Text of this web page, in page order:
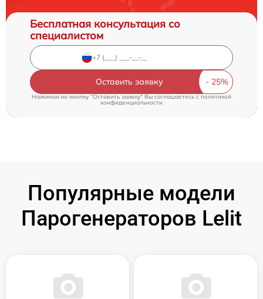
Бесплатная консультация со
специалистом
Оставить заявку
Нажимая на кнопку "Оставить заявку" Вы соглашаетесь cполитикой
конфиденциальности
Популярные модели
Парогенераторов Lelit